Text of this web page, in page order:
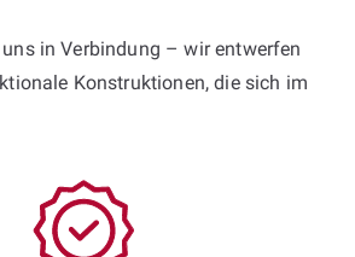
in Verbindung – wir entwerfen
Konstruktionen, die sich im